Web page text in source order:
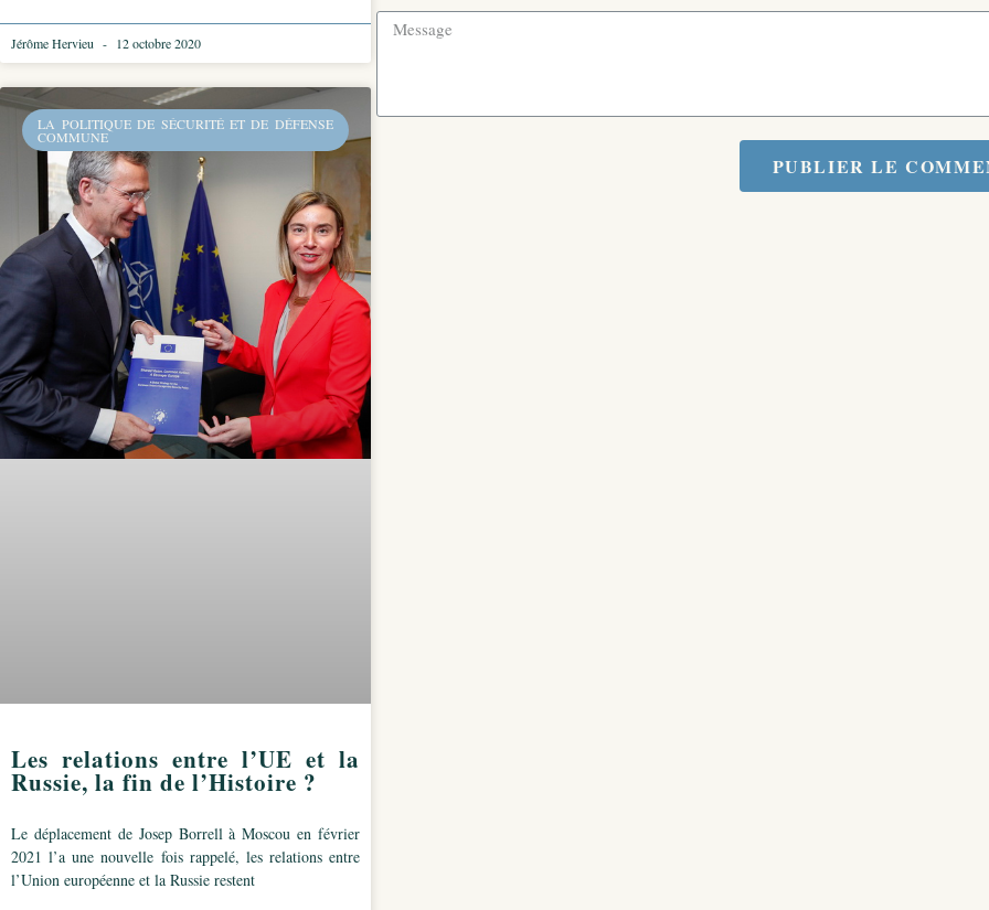
Jérôme Hervieu 12 octobre 2020
LA POLITIQUE DE SÉCURITÉ ET DE DÉFENSE
COMMUNE
Les relations entre l’UE et la
Russie, la fin de l’Histoire ?
Le déplacement de Josep Borrell à Moscou en février
2021 l’a une nouvelle fois rappelé, les relations entre
l’Union européenne et la Russie restent
PUBLIER LE